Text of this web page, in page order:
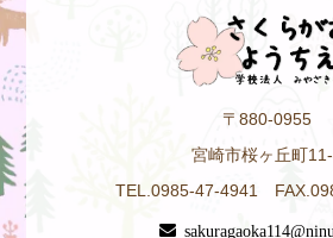
〒880-0955
宮崎市桜ヶ丘町
TEL.0985-47-4941